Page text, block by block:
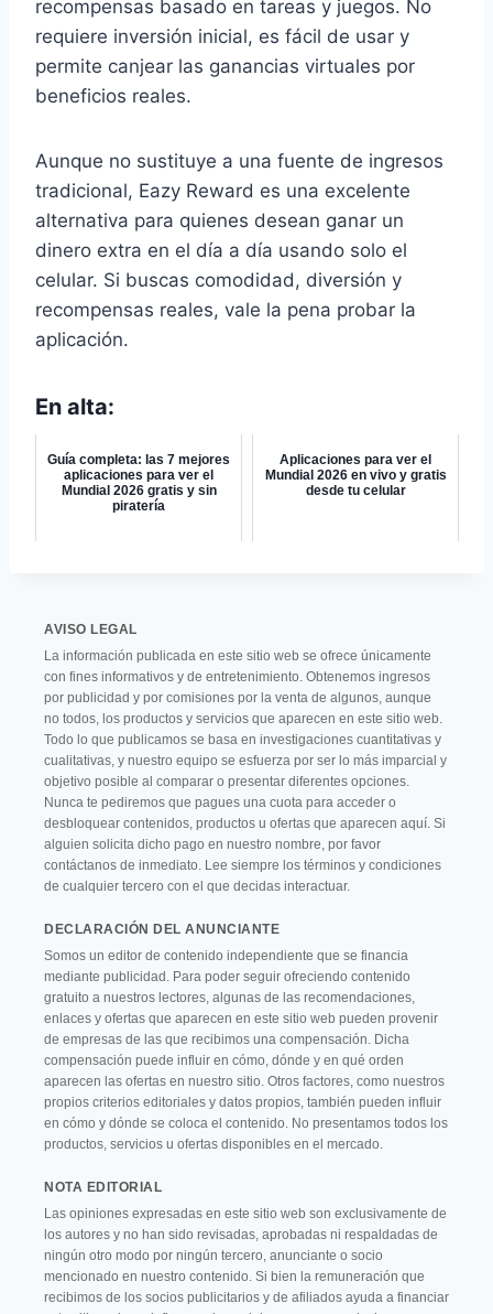
recompensas basado en tareas y juegos. No
requiere inversión inicial, es fácil de usar y
permite canjear las ganancias virtuales por
beneficios reales.
Aunque no sustituye a una fuente de ingresos
tradicional, Eazy Reward es una excelente
alternativa para quienes desean ganar un
dinero extra en el día a día usando solo el
celular. Si buscas comodidad, diversión y
recompensas reales, vale la pena probar la
aplicación.
En alta:
Guía completa: las 7 mejores
aplicaciones para ver el
Mundial 2026 gratis y sin
piratería
Aplicaciones para ver el
Mundial 2026 en vivo y gratis
desde tu celular
AVISO LEGAL
La información publicada en este sitio web se ofrece únicamente
con fines informativos y de entretenimiento. Obtenemos ingresos
por publicidad y por comisiones por la venta de algunos, aunque
no todos, los productos y servicios que aparecen en este sitio web.
Todo lo que publicamos se basa en investigaciones cuantitativas y
cualitativas, y nuestro equipo se esfuerza por ser lo más imparcial y
objetivo posible al comparar o presentar diferentes opciones.
Nunca te pediremos que pagues una cuota para acceder o
desbloquear contenidos, productos u ofertas que aparecen aquí. Si
alguien solicita dicho pago en nuestro nombre, por favor
contáctanos de inmediato. Lee siempre los términos y condiciones
de cualquier tercero con el que decidas interactuar.
DECLARACIÓN DEL ANUNCIANTE
Somos un editor de contenido independiente que se financia
mediante publicidad. Para poder seguir ofreciendo contenido
gratuito a nuestros lectores, algunas de las recomendaciones,
enlaces y ofertas que aparecen en este sitio web pueden provenir
de empresas de las que recibimos una compensación. Dicha
compensación puede influir en cómo, dónde y en qué orden
aparecen las ofertas en nuestro sitio. Otros factores, como nuestros
propios criterios editoriales y datos propios, también pueden influir
en cómo y dónde se coloca el contenido. No presentamos todos los
productos, servicios u ofertas disponibles en el mercado.
NOTA EDITORIAL
Las opiniones expresadas en este sitio web son exclusivamente de
los autores y no han sido revisadas, aprobadas ni respaldadas de
ningún otro modo por ningún tercero, anunciante o socio
mencionado en nuestro contenido. Si bien la remuneración que
recibimos de los socios publicitarios y de afiliados ayuda a financiar